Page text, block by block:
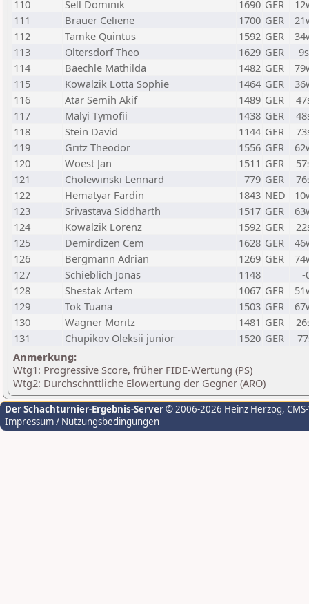
110 Sell Dominik 1690 GER
111
Brauer Celiene 1700 GER
112
Tamke Quintus 1592 GER
113
Oltersdorf Theo 1629 GER
114
Baechle Mathilda 1482 GER
115
Kowalzik Lotta Sophie 1464 GER
116
Atar Semih Akif 1489 GER
117
Malyi Tymofii 1438 GER
118
Stein David 1144 GER
119
Gritz Theodor 1556 GER
120
Woest Jan 1511 GER
121
Cholewinski Lennard 779 GER
122
Hematyar Fardin 1843 NED
123
Srivastava Siddharth 1517 GER
124
Kowalzik Lorenz 1592 GER
125
Demirdizen Cem 1628 GER
126
Bergmann Adrian 1269 GER
127
Schieblich Jonas 1148
-
128
Shestak Artem 1067 GER
129
Tok Tuana 1503 GER
130
Wagner Moritz 1481 GER
131
Chupikov Oleksii junior 1520 GER
Anmerkung:
Wtg1: Progressive Score, früher FIDE-Wertung (PS)
Wtg2: Durchschnttliche Elowertung der Gegner (ARO)
Der Schachturnier-Ergebnis-Server© 2006-2026 Heinz Herzog,
Impressum / Nutzungsbedingungen